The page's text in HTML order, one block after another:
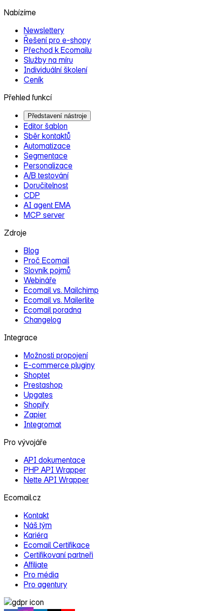
Nabízíme
Newslettery
Řešení pro e‑shopy
Přechod k Ecomailu
Služby na míru
Individuální školení
Ceník
Přehled funkcí
Představení nástroje
Editor šablon
Sběr kontaktů
Automatizace
Segmentace
Personalizace
A/B testování
Doručitelnost
CDP
AI agent EMA
MCP server
Zdroje
Blog
Proč Ecomail
Slovník pojmů
Webináře
Ecomail vs. Mailchimp
Ecomail vs. Mailerlite
Ecomail poradna
Changelog
Integrace
Možnosti propojení
E‑commerce pluginy
Shoptet
Prestashop
Upgates
Shopify
Zapier
Integromat
Pro vývojáře
API dokumentace
PHP API Wrapper
Nette API Wrapper
Ecomail.cz
Kontakt
Náš tým
Kariéra
Ecomail Certifikace
Certifikovaní partneři
Affiliate
Pro média
Pro agentury